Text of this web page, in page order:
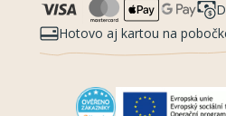
Hotovo aj kartou na